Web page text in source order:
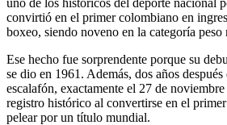
convirtió en el primer colombiano en
boxeo, siendo noveno en la categoría peso
Ese hecho fue sorprendente porque su
se dio en 1961. Además, dos años
escalafón, exactamente el 27 de
registro histórico al convertirse en el
pelear por un título mundial.